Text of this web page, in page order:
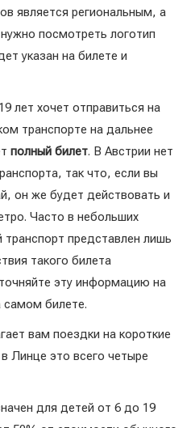
является региональным, а
посмотреть логотип
указан на билете и
лет хочет отправиться на
транспорте на дальнее
полный билет. В Австрии нет
так что, если вы
он же будет действовать и
Часто в небольших
транспорт представлен лишь
такого билета
эту информацию на
самом билете.
вам поездки на короткие
Линце это всего четыре
для детей от 6 до 19